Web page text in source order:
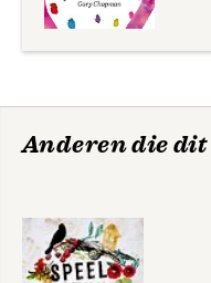
Anderen die